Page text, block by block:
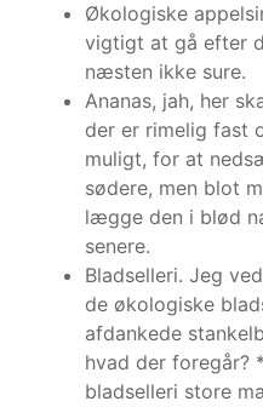
Økologiske
vigtigt at gå efter
næsten ikke sure.
Ananas, jah, her
der er rimelig fast
muligt, for at
sødere, men blot
lægge den i blød
senere.
Bladselleri. Jeg
de økologiske
afdankede
hvad der foregår?
bladselleri store